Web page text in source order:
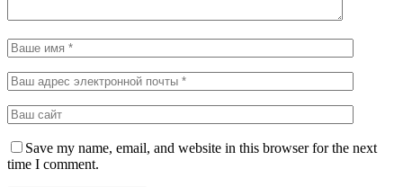
Save my name, email, and website in this browser for the next
time I comment.